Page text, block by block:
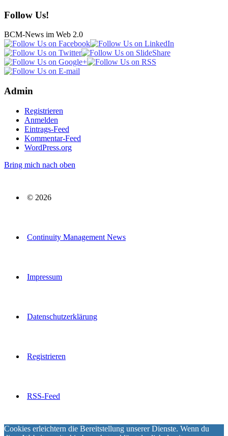
Follow Us!
BCM-News im Web 2.0
Admin
Registrieren
Anmelden
Eintrags-Feed
Kommentar-Feed
WordPress.org
Bring mich nach oben
© 2026
Continuity Management News
Impressum
Datenschutzerklärung
Registrieren
RSS-Feed
Cookies erleichtern die Bereitstellung unserer Dienste. Wenn du